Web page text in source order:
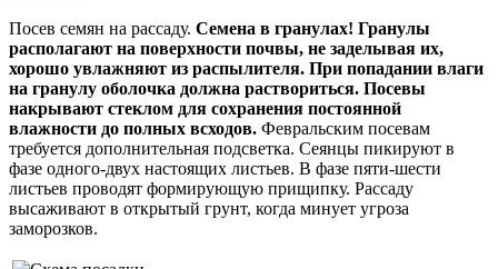
Посев семян на рассаду. Семена в гранулах! Гранулы
располагают на поверхности почвы, не заделывая их,
хорошо увлажняют из распылителя. При попадании влаги
на гранулу оболочка должна раствориться. Посевы
накрывают стеклом для сохранения постоянной
влажности до полных всходов. Февральским посевам
требуется дополнительная подсветка. Сеянцы пикируют в
фазе одного-двух настоящих листьев. В фазе пяти-шести
листьев проводят формирующую прищипку. Рассаду
высаживают в открытый грунт, когда минует угроза
заморозков.